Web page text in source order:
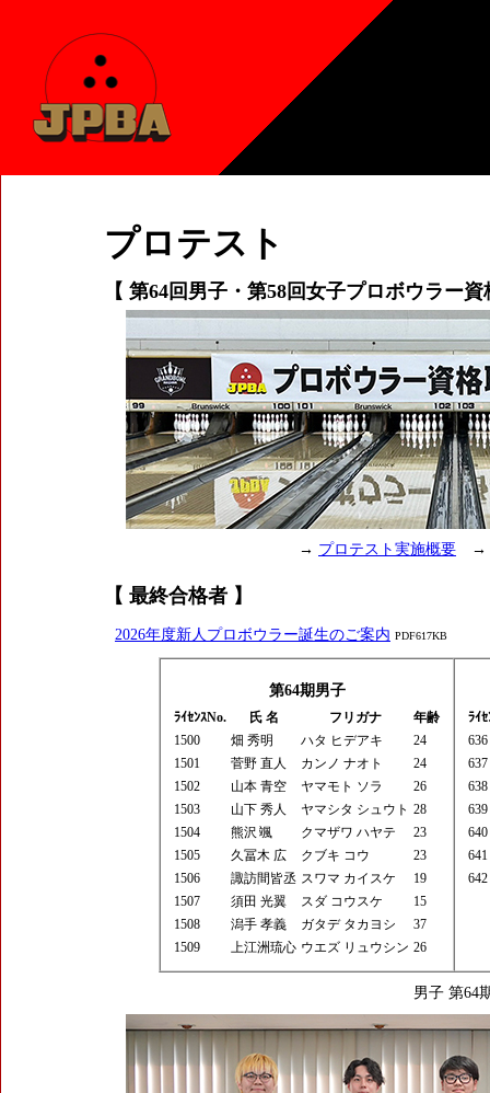
プロテスト
【 第64回男子・第58回女子プロボウラー
→ プロテスト実施概要 →
【 最終合格者 】
2026年度新人プロボウラー誕生のご案内 PDF617KB
第64期男子
ﾗｲｾﾝｽNo. 氏 名 フリガナ
年齢
1500
畑 秀明 ハタ ヒデアキ
24
1501
菅野 直人 カンノ ナオト
24
1502
山本 青空 ヤマモト ソラ
26
1503
山下 秀人 ヤマシタ シュウト 28
1504
熊沢 颯 クマザワ ハヤテ
23
1505
久冨木 広 クブキ コウ
23
1506
諏訪間皆丞 スワマ カイスケ
19
1507
須田 光翼 スダ コウスケ
15
1508
潟手 孝義 ガタデ タカヨシ
37
1509
上江洲琉心 ウエズ リュウシン 26
ﾗｲ
636
637
638
639
640
641
642
男子 第64